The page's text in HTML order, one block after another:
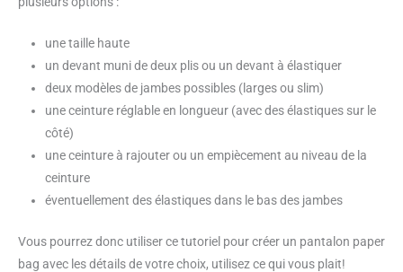
une taille haute
un devant muni de deux plis ou un devant à élastiquer
deux modèles de jambes possibles (larges ou slim)
une ceinture réglable en longueur (avec des élastiques sur le
côté)
une ceinture à rajouter ou un empiècement au niveau de la
ceinture
éventuellement des élastiques dans le bas des jambes
Vous pourrez donc utiliser ce tutoriel pour créer un pantalon paper
bag avec les détails de votre choix, utilisez ce qui vous plait!